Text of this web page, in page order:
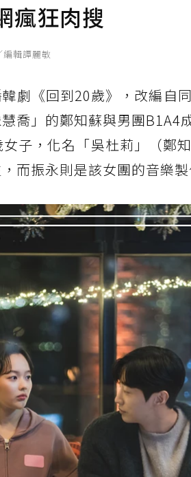
瘋狂肉搜
編輯譚麗敏
劇《回到20歲》，改編自
喬」的鄭知蘇與男團B1A4
子，化名「吳杜莉」（鄭
而振永則是該女團的音樂製